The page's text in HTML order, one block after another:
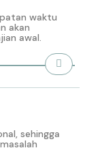
waktu
akan
awal.
sehingga